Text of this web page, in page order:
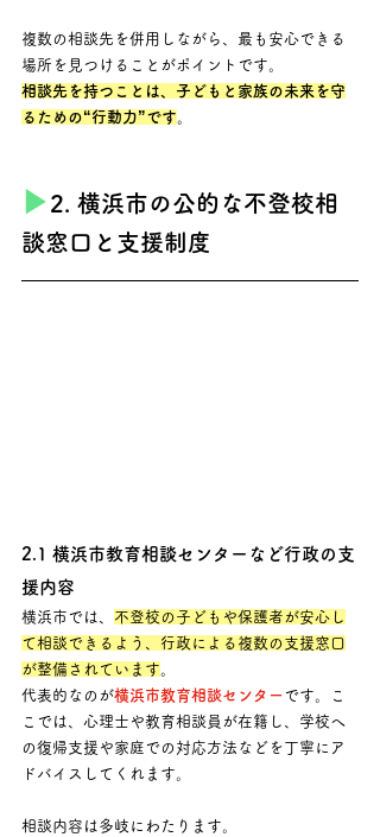
複数の相談先を併用しながら、最も安心できる
場所を見つけることがポイントです。
相談先を持つことは、子どもと家族の未来を守
るための“行動力”です
▶︎ 2. 横浜市の公的な不登校相
談窓口と支援制度
2.1 横浜市教育相談センターなど行政の支
援内容
横浜市では、 不登校の子どもや保護者が安心し
て相談できるよう、行政による複数の支援窓口
が整備されています。
代表的なのが横浜市教育相談センター です。こ
こでは、心理士や教育相談員が在籍し、学校へ
の復帰支援や家庭での対応方法などを丁寧にア
ドバイスしてくれます。
相談内容は多岐にわたります。